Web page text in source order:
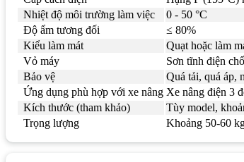
Nhiệt độ môi trường làm việc
0 - 50 °C
Độ ẩm tương đối
≤ 80%
Kiểu làm mát
Quạt hoặc làm
Vỏ máy
Sơn tĩnh điện
Bảo vệ
Quá tải, quá áp,
Ứng dụng phù hợp với xe nâng Xe nâng điện 3
Kích thước (tham khảo)
Tùy model,
Trọng lượng
Khoảng 50-60